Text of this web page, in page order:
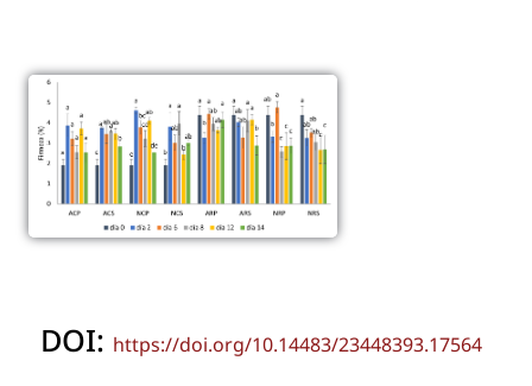
DOI: https://doi.org/10.14483/23448393.17564